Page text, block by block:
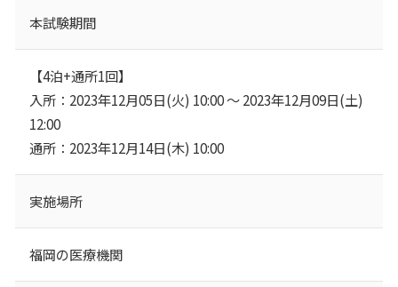
本試験期間
【4泊+通所1回】
入所：2023年12月05日(火) 10:00 ～ 2023年12月09日(土)
12:00
通所：2023年12月14日(木) 10:00
実施場所
福岡の医療機関